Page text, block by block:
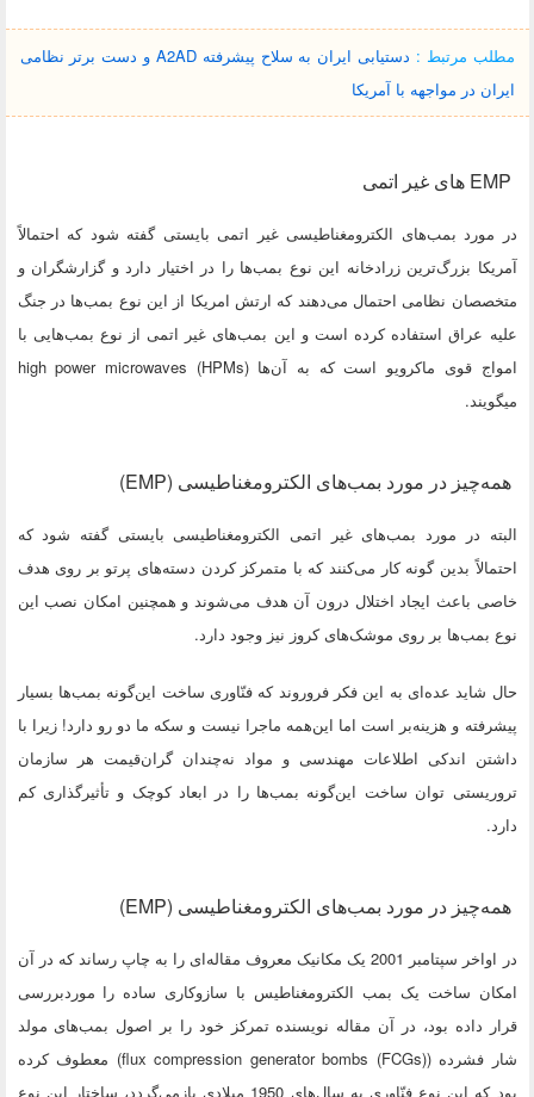
مطلب مرتبط :
دستیابی ایران به سلاح پیشرفته A2AD و دست برتر نظامی
ایران در مواجهه با آمریکا
EMP های غیر اتمی
در مورد بمب‌های الکترومغناطیسی غیر اتمی بایستی گفته شود که احتمالاً
آمریکا بزرگ‌ترین زرادخانه این نوع بمب‌ها را در اختیار دارد و گزارشگران و
متخصصان نظامی احتمال می‌دهند که ارتش امریکا از این نوع بمب‌ها در جنگ
علیه عراق استفاده کرده است و این بمب‌های غیر اتمی از نوع بمب‌هایی با
امواج قوی ماکرویو است که به آن‌ها high power microwaves (HPMs)
میگویند.
همه‌چیز در مورد بمب‌های الکترومغناطیسی (EMP)
البته در مورد بمب‌های غیر اتمی الکترومغناطیسی بایستی گفته شود که
احتمالاً بدین گونه کار می‌کنند که با متمرکز کردن دسته‌های پرتو بر روی هدف
خاصی باعث ایجاد اختلال درون آن هدف می‌شوند و همچنین امکان نصب این
نوع بمب‌ها بر روی موشک‌های کروز نیز وجود دارد.
حال شاید عده‌ای به این فکر فروروند که فنّاوری ساخت این‌گونه بمب‌ها بسیار
پیشرفته و هزینه‌بر است اما این‌همه ماجرا نیست و سکه ما دو رو دارد! زیرا با
داشتن اندکی اطلاعات مهندسی و مواد نه‌چندان گران‌قیمت هر سازمان
تروریستی توان ساخت این‌گونه بمب‌ها را در ابعاد کوچک و تأثیرگذاری کم
دارد.
همه‌چیز در مورد بمب‌های الکترومغناطیسی (EMP)
در اواخر سپتامبر 2001 یک مکانیک معروف مقاله‌ای را به چاپ رساند که در آن
امکان ساخت یک بمب الکترومغناطیس با سازوکاری ساده را موردبررسی
قرار داده بود، در آن مقاله نویسنده تمرکز خود را بر اصول بمب‌های مولد
شار فشرده (flux compression generator bombs (FCGs)) معطوف کرده
بود که این نوع فنّاوری به سال‌های 1950 میلادی بازمی‌گردد، ساختار این نوع